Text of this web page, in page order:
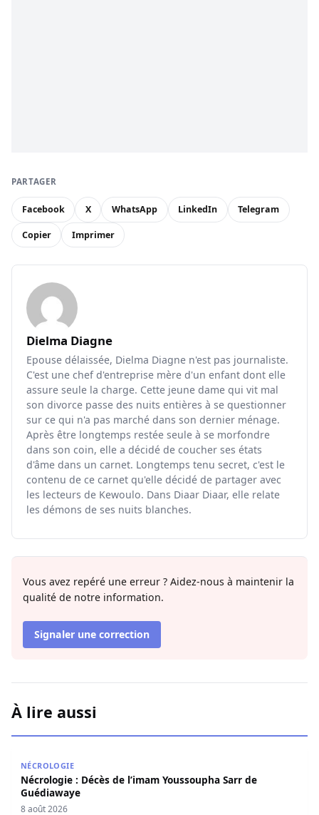
PARTAGER
Facebook X WhatsApp LinkedIn Telegram
Copier Imprimer
Dielma Diagne
Epouse délaissée, Dielma Diagne n'est pas journaliste.
C'est une chef d'entreprise mère d'un enfant dont elle
assure seule la charge. Cette jeune dame qui vit mal
son divorce passe des nuits entières à se questionner
sur ce qui n'a pas marché dans son dernier ménage.
Après être longtemps restée seule à se morfondre
dans son coin, elle a décidé de coucher ses états
d'âme dans un carnet. Longtemps tenu secret, c'est le
contenu de ce carnet qu'elle décidé de partager avec
les lecteurs de Kewoulo. Dans Diaar Diaar, elle relate
les démons de ses nuits blanches.
Vous avez repéré une erreur ? Aidez-nous à maintenir la
qualité de notre information.
Signaler une correction
À lire aussi
NÉCROLOGIE
Nécrologie : Décès de l’imam Youssoupha Sarr de
Guédiawaye
8 août 2026